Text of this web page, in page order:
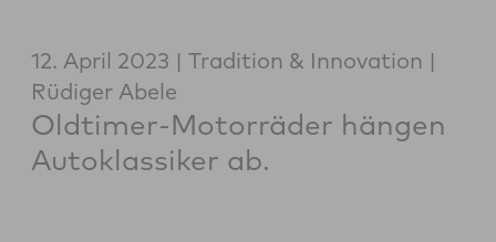
12. April 2023
Tradition & Innovation
Rüdiger Abele
Oldtimer-Motorräder hängen
Autoklassiker ab.